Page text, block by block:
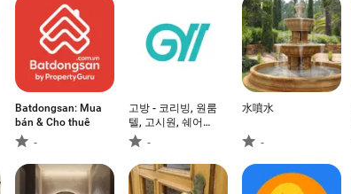
Batdongsan: Mua
bán & Cho thuê
-
고방 - 코리빙, 원룸
텔, 고시원, 쉐어하
우스, 원룸
-
水噴水
-